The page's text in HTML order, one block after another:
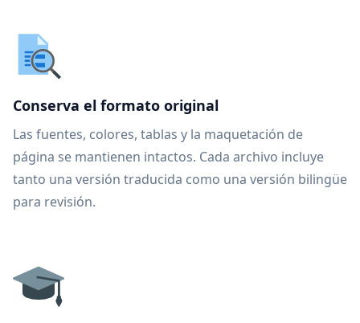
Conserva el formato original
Las fuentes, colores, tablas y la maquetación de
página se mantienen intactos. Cada archivo incluye
tanto una versión traducida como una versión bilingüe
para revisión.